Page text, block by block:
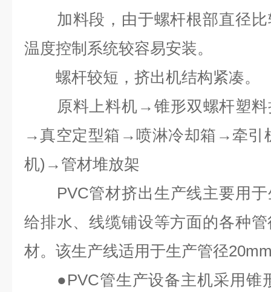
加料段，由于螺杆根部直径比
温度控制系统较容易安装。
螺杆较短，挤出机结构紧凑。
原料上料机→锥形双螺杆塑料
→真空定型箱→喷淋冷却箱→牵
机)→管材堆放架
PVC管材挤出生产线主要用于
给排水、线缆铺设等方面的各种
材。该生产线适用于生产管径
●PVC管生产设备主机采用锥